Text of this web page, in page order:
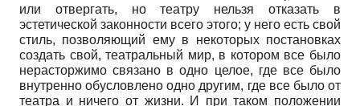
или отвергать, но театру нельзя отказать в
эстетической законности всего этого; у него есть свой
стиль, позволяющий ему в некоторых постановках
создать свой, театральный мир, в котором все было
нерасторжимо связано в одно целое, где все было
внутренно обусловлено одно другим, где все было от
театра и ничего от жизни. И при таком положении